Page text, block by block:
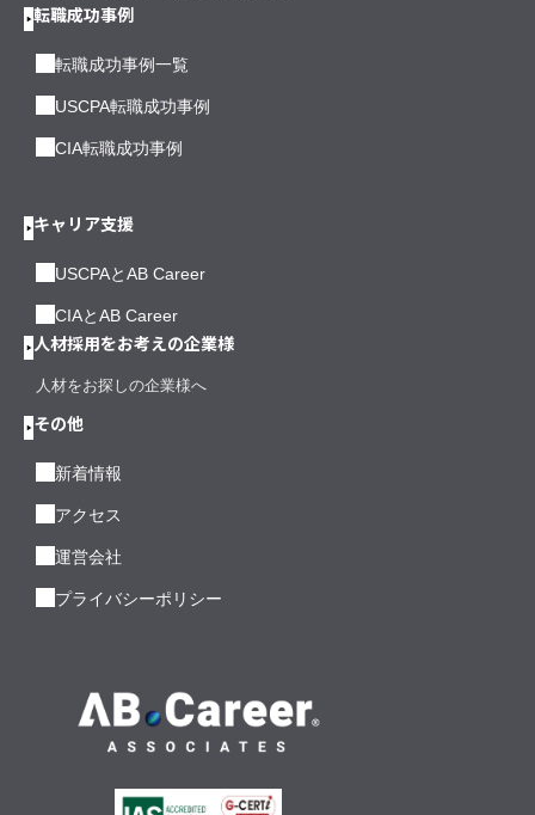
転職成功事例
転職成功事例一覧
USCPA転職成功事例
CIA転職成功事例
キャリア支援
USCPAとAB Career
CIAとAB Career
人材採用をお考えの企業様
人材をお探しの企業様へ
その他
新着情報
アクセス
運営会社
プライバシーポリシー